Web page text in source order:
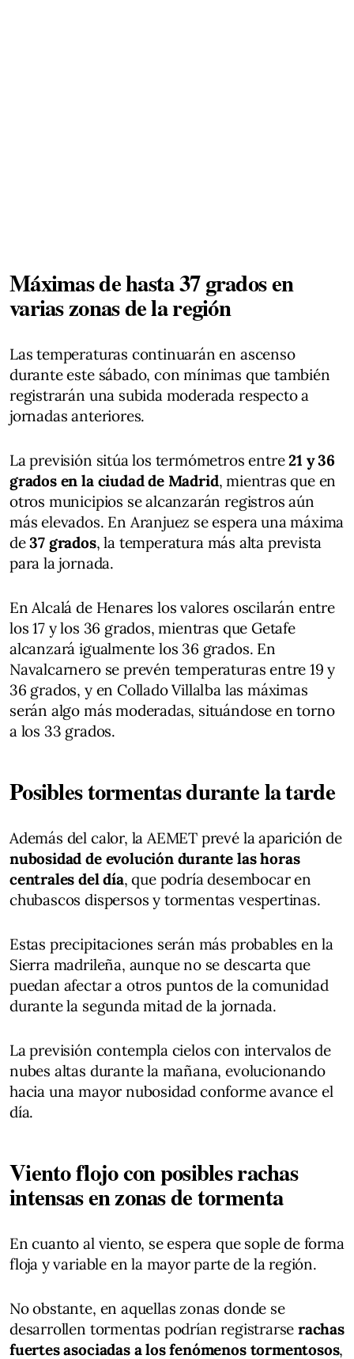
Máximas de hasta 37 grados en
varias zonas de la región
Las temperaturas continuarán en ascenso
durante este sábado, con mínimas que también
registrarán una subida moderada respecto a
jornadas anteriores.
La previsión sitúa los termómetros entre21 y 36
grados en la ciudad de Madrid, mientras que en
otros municipios se alcanzarán registros aún
más elevados. En Aranjuez se espera una máxima
de37 grados, la temperatura más alta prevista
para la jornada.
En Alcalá de Henares los valores oscilarán entre
los 17 y los 36 grados, mientras que Getafe
alcanzará igualmente los 36 grados. En
Navalcarnero se prevén temperaturas entre 19 y
36 grados, y en Collado Villalba las máximas
serán algo más moderadas, situándose en torno
a los 33 grados.
Posibles tormentas durante la tarde
Además del calor, la AEMET prevé la aparición de
nubosidad de evolución durante las horas
centrales del día, que podría desembocar en
chubascos dispersos y tormentas vespertinas.
Estas precipitaciones serán más probables en la
Sierra madrileña, aunque no se descarta que
puedan afectar a otros puntos de la comunidad
durante la segunda mitad de la jornada.
La previsión contempla cielos con intervalos de
nubes altas durante la mañana, evolucionando
hacia una mayor nubosidad conforme avance el
día.
Viento flojo con posibles rachas
intensas en zonas de tormenta
En cuanto al viento, se espera que sople de forma
floja y variable en la mayor parte de la región.
No obstante, en aquellas zonas donde se
desarrollen tormentas podrían registrarserachas
fuertes asociadas a los fenómenos tormentosos,